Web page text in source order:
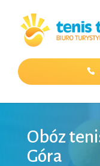
Obóz
Góra